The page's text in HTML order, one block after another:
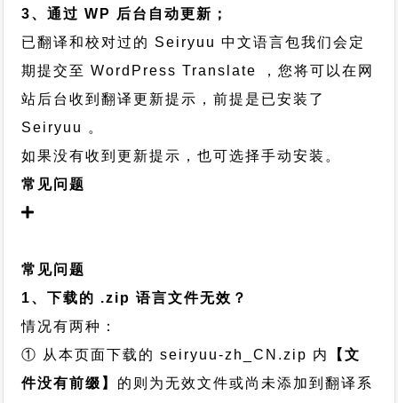
3、通过 WP 后台自动更新；
已翻译和校对过的 Seiryuu 中文语言包我们会定
期提交至 WordPress Translate ，您将可以在网
站后台收到翻译更新提示，前提是已安装了
Seiryuu 。
如果没有收到更新提示，也可选择手动安装。
常见问题
常见问题
1、下载的 .zip 语言文件无效？
情况有两种：
① 从本页面下载的 seiryuu-zh_CN.zip 内
【文
件没有前缀】 的则为无效文件或尚未添加到翻译系